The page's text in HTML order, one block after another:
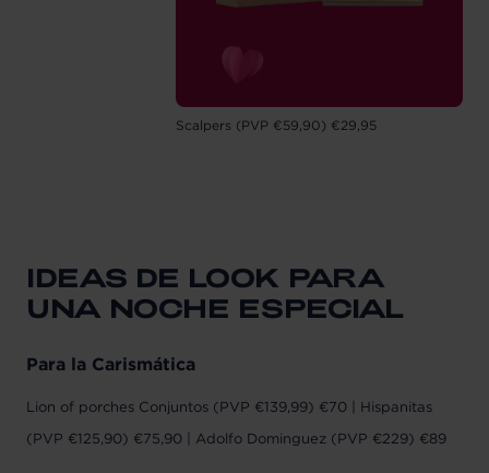
Scalpers (PVP €59,90) €29,95
IDEAS DE LOOK PARA
UNA NOCHE ESPECIAL
Para la Carismática
Lion of porches Conjuntos (PVP €139,99) €70 | Hispanitas
(PVP €125,90) €75,90 | Adolfo Dominguez (PVP €229) €89